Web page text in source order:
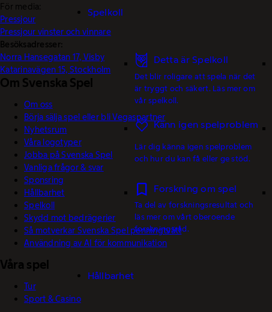
Spelkoll
Detta är Spelkoll
Det blir roligare att spela när det
är tryggt och säkert. Läs mer om
vår spelkoll.
Känn igen spelproblem
Lär dig känna igen spelproblem
och hur du kan få eller ge stöd.
Forskning om spel
Ta del av forskningsresultat och
läs mer om vårt oberoende
forskningsråd.
Hållbarhet
För media:
Pressjour
Pressjour vinster och vinnare
Besöksadresser:
Norra Hansegatan 17, Visby
Katarinavägen 15, Stockholm
Om Svenska Spel
Om oss
Börja sälja spel eller bli Vegaspartner
Nyhetsrum
Våra logotyper
Jobba på Svenska Spel
Vanliga frågor & svar
Sponsring
Hållbarhet
Spelkoll
Skydd mot bedrägerier
Så motverkar Svenska Spel penningtvätt
Användning av AI för kommunikation
Våra spel
Tur
Sport & Casino